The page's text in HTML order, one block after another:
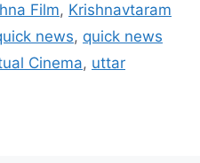
Film, Krishnavtaram
news, quick news
Cinema, uttar